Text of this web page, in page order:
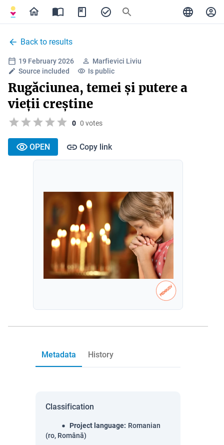
Back to results
19 February 2026
Marfievici Liviu
Source included
Is public
Rugăciunea, temei și putere a
vieții creștine
0 0 votes
OPEN Copy link
Metadata History
Classification
Project language: Romanian
(ro, Română)